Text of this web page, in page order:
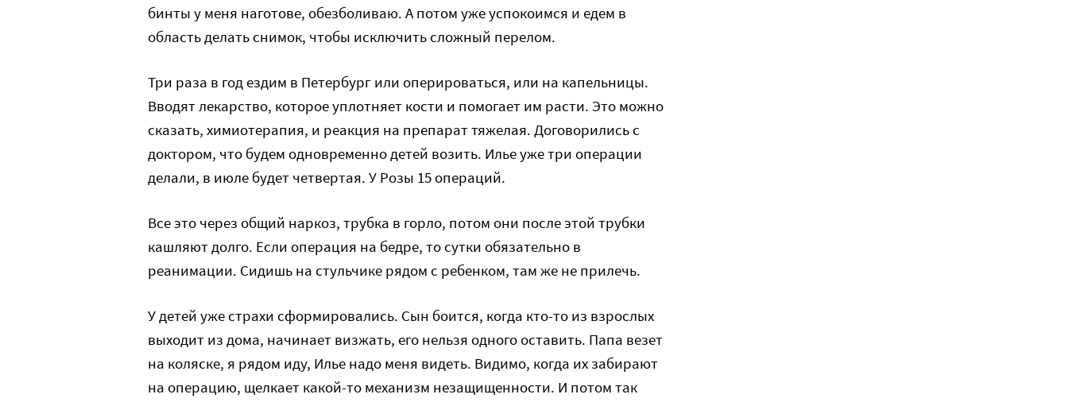
бинты у меня наготове, обезболиваю. А потом уже успокоимся и едем в
область делать снимок, чтобы исключить сложный перелом.
Три раза в год ездим в Петербург или оперироваться, или на капельницы.
Вводят лекарство, которое уплотняет кости и помогает им расти. Это можно
сказать, химиотерапия, и реакция на препарат тяжелая. Договорились с
доктором, что будем одновременно детей возить. Илье уже три операции
делали, в июле будет четвертая. У Розы 15 операций.
Все это через общий наркоз, трубка в горло, потом они после этой трубки
кашляют долго. Если операция на бедре, то сутки обязательно в
реанимации. Сидишь на стульчике рядом с ребенком, там же не прилечь.
У детей уже страхи сформировались. Сын боится, когда кто-то из взрослых
выходит из дома, начинает визжать, его нельзя одного оставить. Папа везет
на коляске, я рядом иду, Илье надо меня видеть. Видимо, когда их забирают
на операцию, щелкает какой-то механизм незащищенности. И потом так